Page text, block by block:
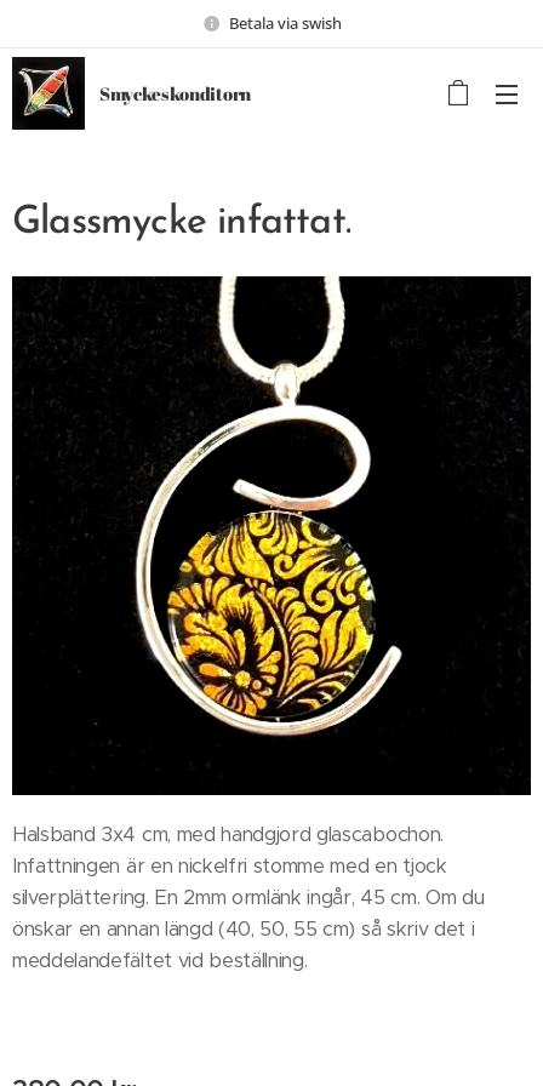
Betala via swish
Smyckeskonditorn
Glassmycke infattat.
Halsband 3x4 cm, med handgjord glascabochon.
Infattningen är en nickelfri stomme med en tjock
silverplättering. En 2mm ormlänk ingår, 45 cm. Om du
önskar en annan längd (40, 50, 55 cm) så skriv det i
meddelandefältet vid beställning.